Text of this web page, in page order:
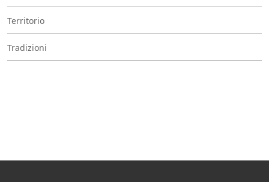
Territorio
Tradizioni